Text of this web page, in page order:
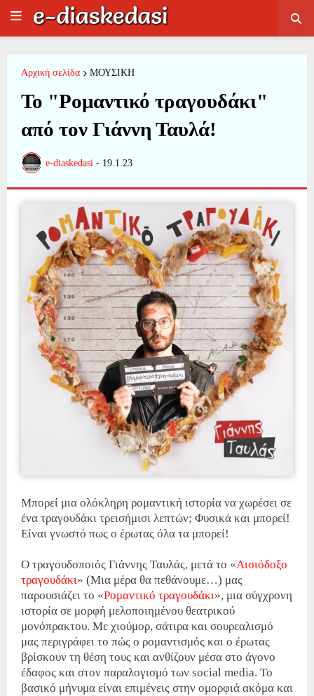
Αρχική σελίδα ΜΟΥΣΙΚΗ
To "Ρομαντικό τραγουδάκι"
από τον Γιάννη Ταυλά!
e-diaskedasi - 19.1.23
Μπορεί μια ολόκληρη ρομαντική ιστορία να χωρέσει σε
ένα τραγουδάκι τρεισήμισι λεπτών; Φυσικά και μπορεί!
Είναι γνωστό πως ο έρωτας όλα τα μπορεί!
Ο τραγουδοποιός Γιάννης Ταυλάς, μετά το «Αισιόδοξο
τραγουδάκι» (Μια μέρα θα πεθάνουμε…) μας
παρουσιάζει το «Ρομαντικό τραγουδάκι», μια σύγχρονη
ιστορία σε μορφή μελοποιημένου θεατρικού
μονόπρακτου. Με χιούμορ, σάτιρα και σουρεαλισμό
μας περιγράφει το πώς ο ρομαντισμός και ο έρωτας
βρίσκουν τη θέση τους και ανθίζουν μέσα στο άγονο
έδαφος και στον παραλογισμό των social media. Το
βασικό μήνυμα είναι επιμένεις στην ομορφιά ακόμα και